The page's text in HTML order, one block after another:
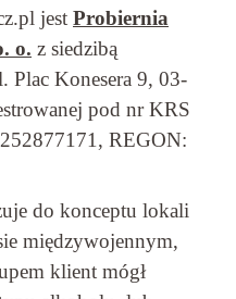
jest Probiernia
o. z siedzibą
Plac Konesera 9, 03-
pod nr KRS
REGON:
do konceptu lokali
międzywojennym,
klient mógł